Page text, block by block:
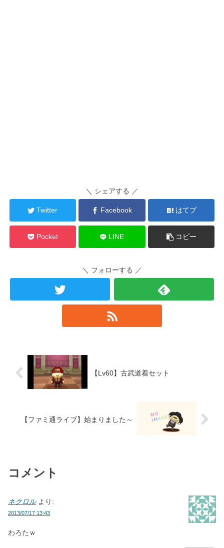
＼ シェアする ／
Twitter Facebook はてブ
Pocket LINE コピー
＼ フォローする ／
【Lv60】古武道着セット
【ファミ通ライブ】始まりました～
コメント
ネクロル より:
2013/07/17 13:43
わろたｗ